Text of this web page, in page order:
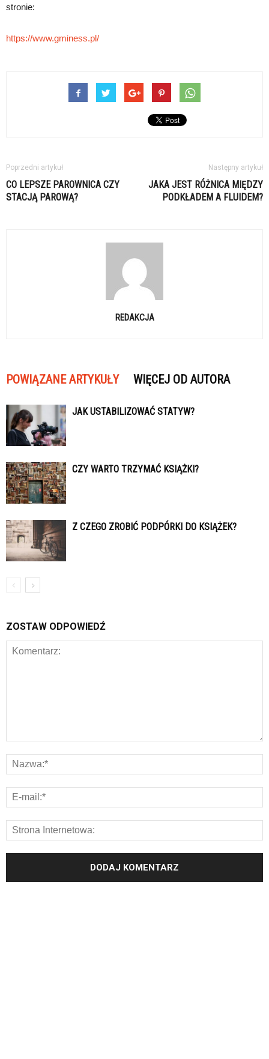
stronie:
https://www.gminess.pl/
Poprzedni artykuł
CO LEPSZE PAROWNICA CZY
STACJĄ PAROWĄ?
Następny artykuł
JAKA JEST RÓŻNICA MIĘDZY
PODKŁADEM A FLUIDEM?
REDAKCJA
POWIĄZANE ARTYKUŁY WIĘCEJ OD AUTORA
JAK USTABILIZOWAĆ STATYW?
CZY WARTO TRZYMAĆ KSIĄŻKI?
Z CZEGO ZROBIĆ PODPÓRKI DO KSIĄŻEK?
ZOSTAW ODPOWIEDŹ